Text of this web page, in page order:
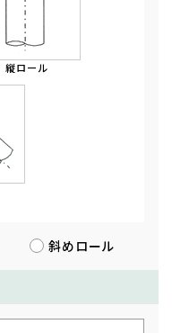
縦ロール
斜めロール